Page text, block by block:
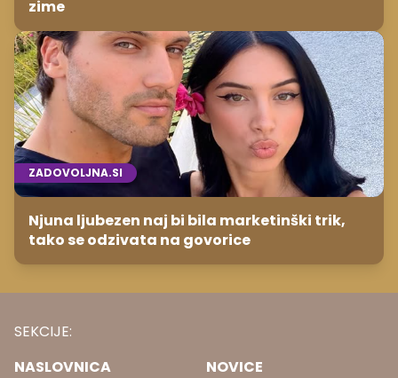
zime
ZADOVOLJNA.SI
Njuna ljubezen naj bi bila marketinški trik,
tako se odzivata na govorice
SEKCIJE:
NASLOVNICA
NOVICE